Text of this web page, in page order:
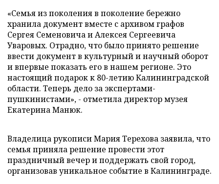
«Семья из поколения в поколение бережно
хранила документ вместе с архивом графов
Сергея Семеновича и Алексея Сергеевича
Уваровых. Отрадно, что было принято решение
ввести документ в культурный и научный оборот
и впервые показать его в нашем регионе. Это
настоящий подарок к 80-летию Калининградской
области. Теперь дело за экспертами-
пушкинистами», - отметила директор музея
Екатерина Манюк.
Владелица рукописи Мария Терехова заявила, что
семья приняла решение провести этот
праздничный вечер и поддержать свой город,
организовав уникальное событие в Калининграде.